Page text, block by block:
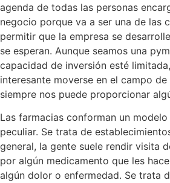
agenda de todas las personas
negocio porque va a ser una de las
permitir que la empresa se
se esperan. Aunque seamos una
capacidad de inversión esté
interesante moverse en el campo
siempre nos puede proporcionar
Las farmacias conforman un
peculiar. Se trata de
general, la gente suele rendir visita
por algún medicamento que les
algún dolor o enfermedad. Se trata